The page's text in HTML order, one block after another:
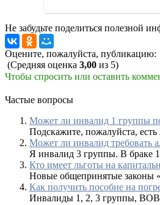
Не забудьте поделиться полезной
Оцените, пожалуйста, публикацию:
(Средняя оценка 3,00 из 5)
Чтобы спросить или оставить
Частые вопросы
Может ли инвалид 1 группы
Подскажите, пожалуйста,
Может ли инвалид требовать
Я инвалид 3 группы. В браке
Кто имеет льготы на
Новые общепринятые законы
Как получить пособие на
Инвалиды 1, 2, 3 группы, ВОВ